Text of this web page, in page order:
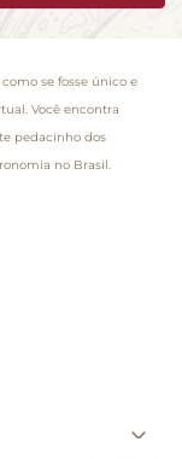
se fosse único e
Você encontra
pedacinho dos
no Brasil.